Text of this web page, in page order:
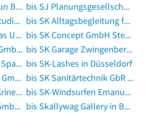
Sixtus, Gudrun Betreuungsbüro Betreuungsbüro in Osnabrück
bis SJ Planungsgesellschaft mbH Architekten und Ingenieure in Bottrop
SJ pottery Studio in Herten, Westfalen
bis SK Alltagsbegleitung für Senioren in Bonn
SK Altinmakas UG (haftungsbeschränkt) in Versmold
bis SK Concept GmbH Steuerberatungsgesellschaft in Hauzenberg, Niederbayern
SK Concept GmbH Steuerberatungsgesellschaft in Ruderting
bis SK Garage Zwingenberg OHG in Zwingenberg, Bergstraße
SK Gardinen Spanner Karin in Mamming bis SK-Lashes in Düsseldorf
SK Latronics GmbH in Würselen
bis SK Sanitärtechnik GbR in Ebersbach an der Fils
SK Sauer & Krines OHG in Sand am Main
bis SK-Windsurfen Emanuel Kux in Hürth, Rheinland
SK WISTRA GmbH Steuerberatungsgesellschaft in Mannheim
bis Skallywag Gallery in Berlin